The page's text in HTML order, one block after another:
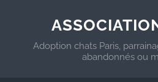
Adoption chats Paris,
abandonnés ou